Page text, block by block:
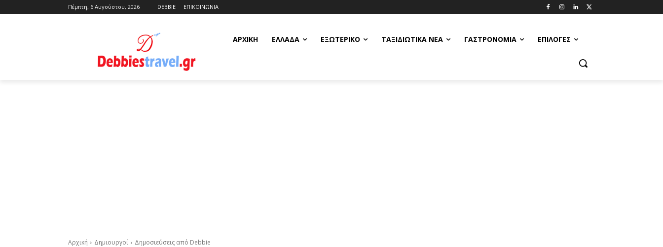
Πέμπτη, 6 Αυγούστου, 2026 DEBBIE ΕΠΙΚΟΙΝΩΝΙΑ
ΑΡΧΙΚΗ ΕΛΛΆΔΑ ΕΞΩΤΕΡΙΚΌ ΤΑΞΙΔΙΩΤΙΚΆ ΝΈΑ ΓΑΣΤΡΟΝΟΜΊΑ ΕΠΙΛΟΓΈΣ
Αρχική Δημιουργοί Δημοσιεύσεις από Debbie